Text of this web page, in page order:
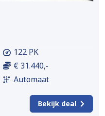
122 PK
€ 31.440,-
Automaat
Bekijk deal